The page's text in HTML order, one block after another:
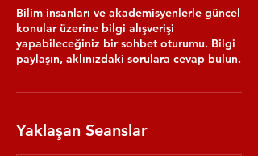
Bilim insanları ve akademisyenlerle güncel
konular üzerine bilgi alışverişi
yapabileceğiniz bir sohbet oturumu. Bilgi
paylaşın, aklınızdaki sorulara cevap bulun.
Yaklaşan Seanslar